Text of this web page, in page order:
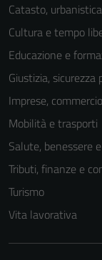
Catasto,
Cultura e tempo
Educazione e
Giustizia,
Imprese,
Mobilità e trasporti
Salute, benessere
Tributi, finanze e
Turismo
Vita lavorativa